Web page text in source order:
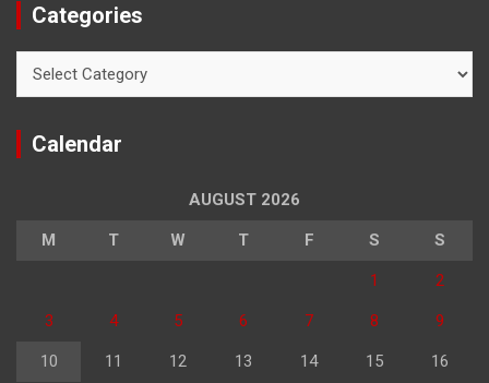
Categories
Calendar
AUGUST 2026
M T W T F S S
1 2
3 4 5 6 7 8 9
10 11 12 13 14 15 16